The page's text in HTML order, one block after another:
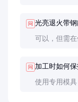
问 光亮退火带
可以，但需
问 加工时如何
使用专用模